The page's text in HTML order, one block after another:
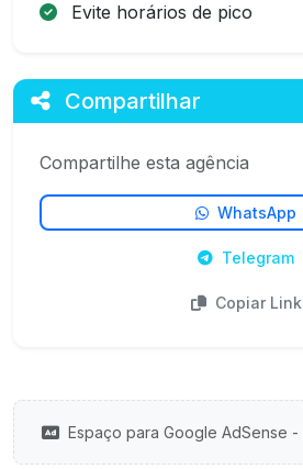
Evite horários de pico
Compartilhar
Compartilhe esta agência
WhatsApp
Telegram
Copiar Link
Espaço para Google AdSense